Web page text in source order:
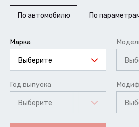
По автомобилю По
Марка
Выберите
Год выпуска
Выберите